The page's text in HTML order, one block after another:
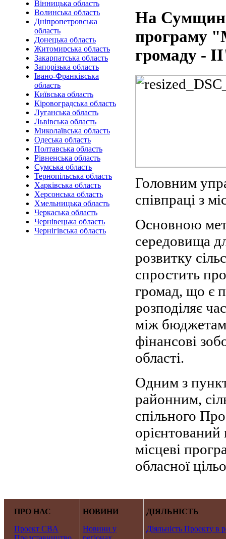
Вінницька область
Волинська область
Дніпропетровська
область
Донецька область
Житомирська область
Закарпатська область
Запорізька область
Івано-Франківська
область
Київська область
Кіровоградська область
Луганська область
Львівська область
Миколаївська область
Одеська область
Полтавська область
Рівненська область
Сумська область
Тернопільська область
Харківська область
Херсонська область
Хмельницька область
Черкаська область
Чернівецька область
Чернігівська область
На Сумщині
програму
громаду -
Головним
співпраці з
Основною
середовища
розвитку
спростить
громад, що є
розподіляє
між
фінансові
області.
Одним з
районним,
спільного
орієнтований
місцеві
обласної
ПРО НАС
Проект CBA
НОВИНИ
Новини у
ДІЯЛЬНІСТЬ
Діяльність Проекту в